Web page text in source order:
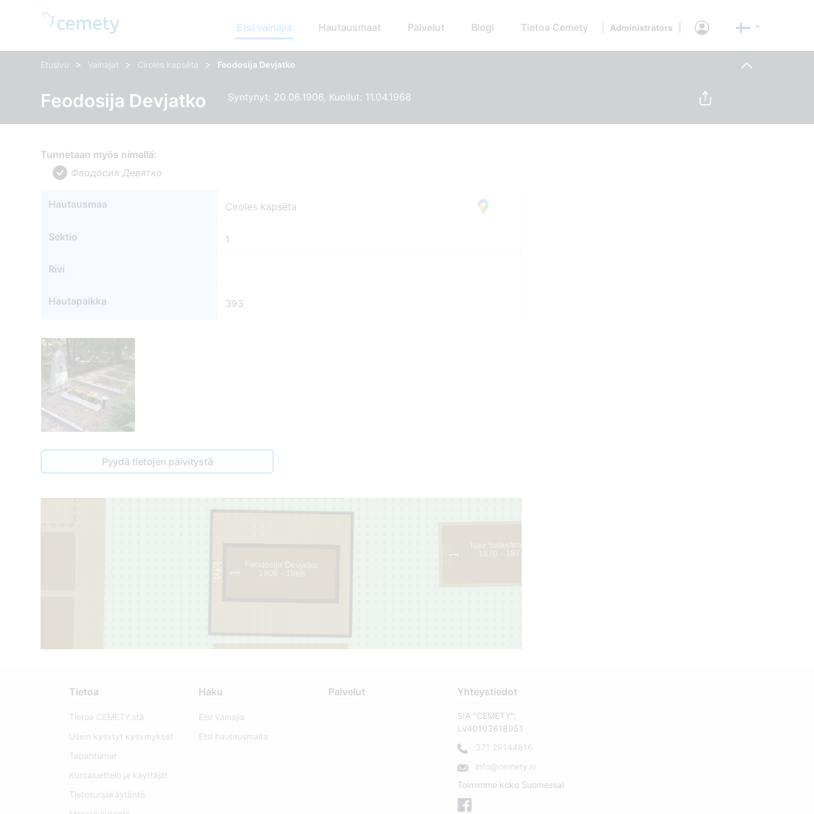
Etsi vainajia Hautausmaat Palvelut Blogi Tietoa Cemety Administrators
Etusivu > Vainajat > Ciroles kapsēta > Feodosija Devjatko
Feodosija Devjatko Syntynyt: 20.06.1906, Kuollut: 11.04.1968
Tunnetaan myös nimellä:
Феодосия Девятко
Hautausmaa Ciroles kapsēta
Sektio 1
Rivi
Hautapaikka 393
Pyydä tietojen päivitystä
393
379
1
1
Nav Salasāms .
1870 - 1874
Feodosija Devjatko
1906 - 1968
Tietoa
Tietoa CEMETY:stä
Usein kysytyt kysymykset
Tapahtumat
Kuntaluettelo ja käyttäjät
Tietosuojakäytäntö
Haku
Etsi vainajia
Etsi hautausmaita
Palvelut Yhteystiedot
SIA "CEMETY",
LV40103618951
371 29144816
info@cemety.lv
Toimimme koko Suomessa!